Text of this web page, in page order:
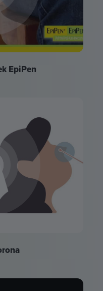
EpiPen